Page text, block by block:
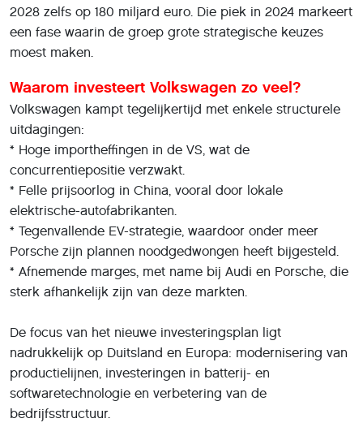
2028 zelfs op 180 miljard euro. Die piek in 2024 markeert
een fase waarin de groep grote strategische keuzes
moest maken.
Waarom investeert Volkswagen zo veel?
Volkswagen kampt tegelijkertijd met enkele structurele
uitdagingen:
* Hoge importheffingen in de VS, wat de
concurrentiepositie verzwakt.
* Felle prijsoorlog in China, vooral door lokale
elektrische-autofabrikanten.
* Tegenvallende EV-strategie, waardoor onder meer
Porsche zijn plannen noodgedwongen heeft bijgesteld.
* Afnemende marges, met name bij Audi en Porsche, die
sterk afhankelijk zijn van deze markten.
De focus van het nieuwe investeringsplan ligt
nadrukkelijk op Duitsland en Europa: modernisering van
productielijnen, investeringen in batterij- en
softwaretechnologie en verbetering van de
bedrijfsstructuur.